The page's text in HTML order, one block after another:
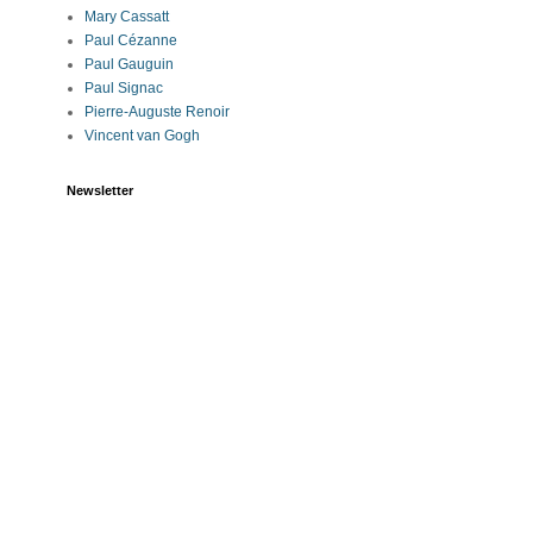
Mary Cassatt
Paul Cézanne
Paul Gauguin
Paul Signac
Pierre-Auguste Renoir
Vincent van Gogh
Newsletter